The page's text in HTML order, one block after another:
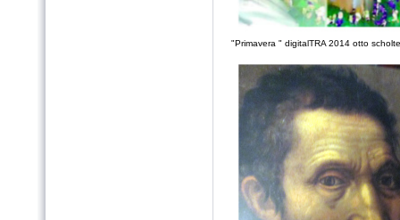
"Primavera " digitalTRA 2014 otto